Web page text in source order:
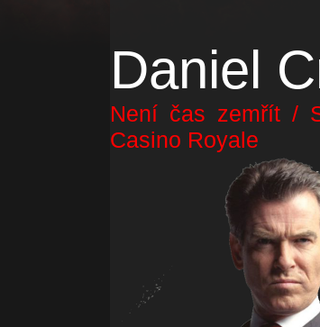
Daniel
Není čas zemřít /
Casino Royale